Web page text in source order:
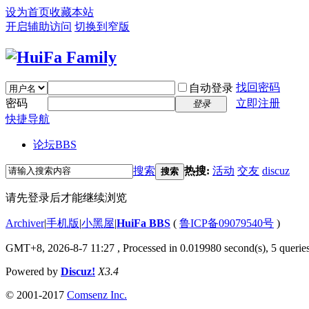
设为首页收藏本站
开启辅助访问 切换到窄版
自动登录 找回密码
密码
登录
立即注册
快捷导航
论坛BBS
搜索 搜索 热搜: 活动 交友 discuz
请先登录后才能继续浏览
Archiver|手机版|小黑屋|HuiFa BBS ( 鲁ICP备09079540号 )
GMT+8, 2026-8-7 11:27 , Processed in 0.019980 second(s), 5
Powered by Discuz! X3.4
© 2001-2017 Comsenz Inc.